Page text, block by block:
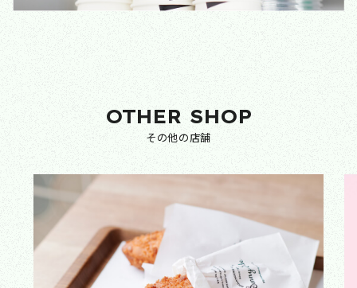
OTHER SHOP
その他の店舗